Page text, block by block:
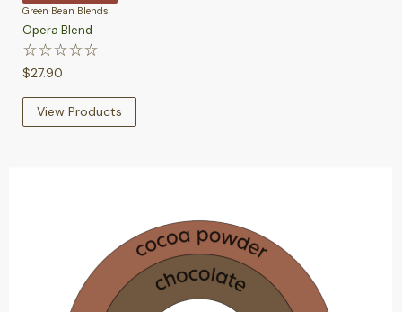
Green Bean Blends
Opera Blend
☆☆☆☆☆
$27.90
View Products